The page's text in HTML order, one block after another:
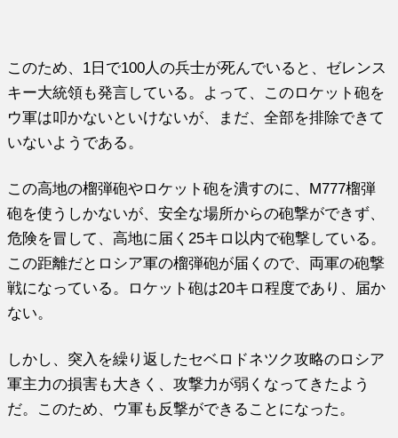
このため、1日で100人の兵士が死んでいると、ゼレンス
キー大統領も発言している。よって、このロケット砲を
ウ軍は叩かないといけないが、まだ、全部を排除できて
いないようである。
この高地の榴弾砲やロケット砲を潰すのに、M777榴弾
砲を使うしかないが、安全な場所からの砲撃ができず、
危険を冒して、高地に届く25キロ以内で砲撃している。
この距離だとロシア軍の榴弾砲が届くので、両軍の砲撃
戦になっている。ロケット砲は20キロ程度であり、届か
ない。
しかし、突入を繰り返したセベロドネツク攻略のロシア
軍主力の損害も大きく、攻撃力が弱くなってきたよう
だ。このため、ウ軍も反撃ができることになった。